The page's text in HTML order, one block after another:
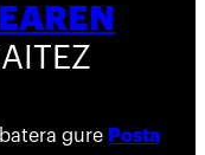
gure Posta